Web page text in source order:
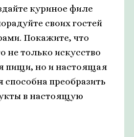
куриное филе
своих гостей
Покажите, что
не только искусство
пищи, но и настоящая
способна преобразить
в настоящую